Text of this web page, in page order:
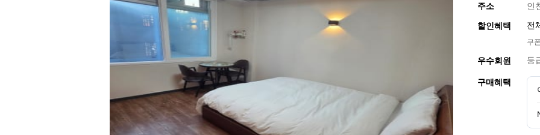
주소
인
할인혜택
전
쿠
우수회원 등
구매혜택